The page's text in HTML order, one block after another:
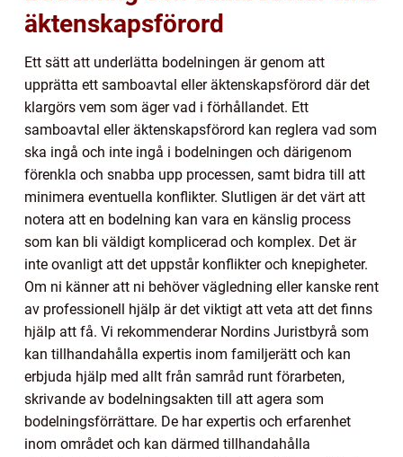
äktenskapsförord
Ett sätt att underlätta bodelningen är genom att
upprätta ett samboavtal eller äktenskapsförord där det
klargörs vem som äger vad i förhållandet. Ett
samboavtal eller äktenskapsförord kan reglera vad som
ska ingå och inte ingå i bodelningen och därigenom
förenkla och snabba upp processen, samt bidra till att
minimera eventuella konflikter. Slutligen är det värt att
notera att en bodelning kan vara en känslig process
som kan bli väldigt komplicerad och komplex. Det är
inte ovanligt att det uppstår konflikter och knepigheter.
Om ni känner att ni behöver vägledning eller kanske rent
av professionell hjälp är det viktigt att veta att det finns
hjälp att få. Vi rekommenderar Nordins Juristbyrå som
kan tillhandahålla expertis inom familjerätt och kan
erbjuda hjälp med allt från samråd runt förarbeten,
skrivande av bodelningsakten till att agera som
bodelningsförrättare. De har expertis och erfarenhet
inom området och kan därmed tillhandahålla